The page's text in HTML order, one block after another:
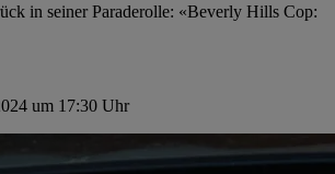
in seiner Paraderolle: «Beverly Hills Cop:
um 17:30 Uhr